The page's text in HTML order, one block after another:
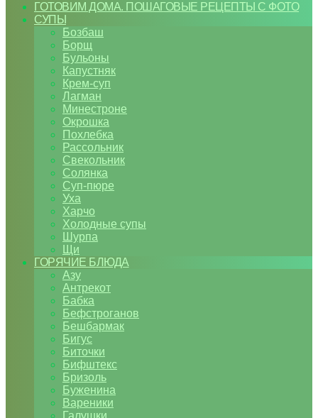
ГОТОВИМ ДОМА. ПОШАГОВЫЕ РЕЦЕПТЫ С ФОТО
СУПЫ
Бозбаш
Борщ
Бульоны
Капустняк
Крем-суп
Лагман
Минестроне
Окрошка
Похлебка
Рассольник
Свекольник
Солянка
Суп-пюре
Уха
Харчо
Холодные супы
Шурпа
Щи
ГОРЯЧИЕ БЛЮДА
Азу
Антрекот
Бабка
Бефстроганов
Бешбармак
Бигус
Биточки
Бифштекс
Бризоль
Буженина
Вареники
Галушки